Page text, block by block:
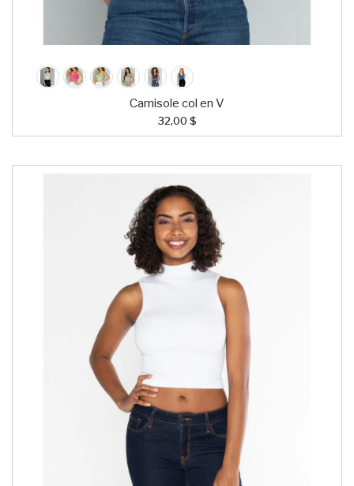
Camisole col en V
32,00 $